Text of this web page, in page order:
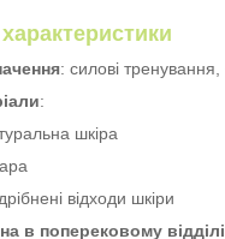
характеристики
: силові тренування,
:
шкіра
відходи шкіри
в поперековому відділі